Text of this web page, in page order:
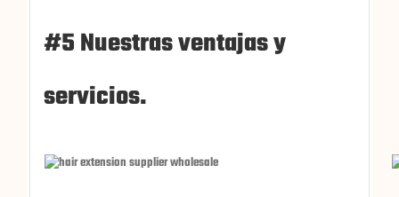
#5 Nuestras ventajas y
servicios.